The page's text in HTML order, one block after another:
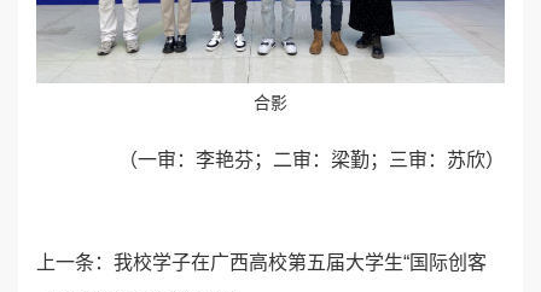
合影
（一审：李艳芬；二审：梁勤；三审：苏欣）
上一条： 我校学子在广西高校第五届大学生“国际创客